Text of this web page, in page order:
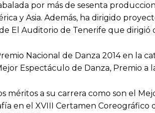
por más de sesenta
y Asia. Además, ha dirigido
El Auditorio de Tenerife que dirigió
Nacional de Danza 2014 en la
Espectáculo de Danza, Premio
méritos a su carrera como son el
en el XVIII Certamen